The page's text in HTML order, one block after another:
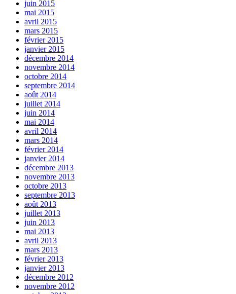
juin 2015
mai 2015
avril 2015
mars 2015
février 2015
janvier 2015
décembre 2014
novembre 2014
octobre 2014
septembre 2014
août 2014
juillet 2014
juin 2014
mai 2014
avril 2014
mars 2014
février 2014
janvier 2014
décembre 2013
novembre 2013
octobre 2013
septembre 2013
août 2013
juillet 2013
juin 2013
mai 2013
avril 2013
mars 2013
février 2013
janvier 2013
décembre 2012
novembre 2012